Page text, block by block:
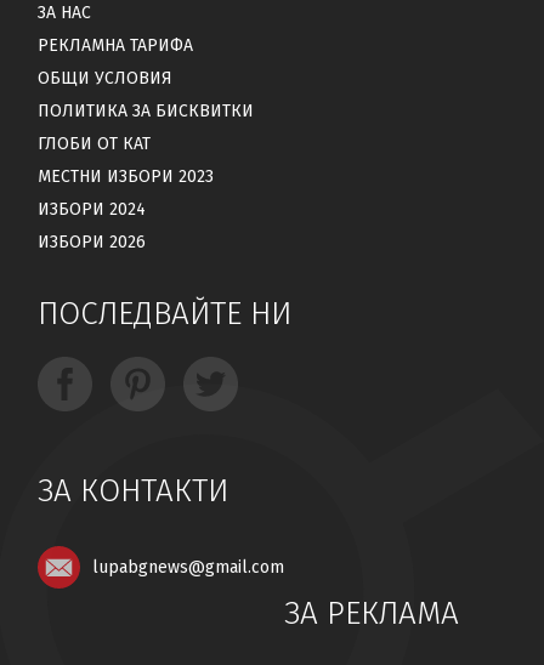
ЗА НАС
РЕКЛАМНА ТАРИФА
ОБЩИ УСЛОВИЯ
ПОЛИТИКА ЗА БИСКВИТКИ
ГЛОБИ ОТ КАТ
МЕСТНИ ИЗБОРИ 2023
ИЗБОРИ 2024
ИЗБОРИ 2026
ПОСЛЕДВАЙТЕ НИ
ЗА КОНТАКТИ
lupabgnews@gmail.com
ЗА РЕКЛАМА